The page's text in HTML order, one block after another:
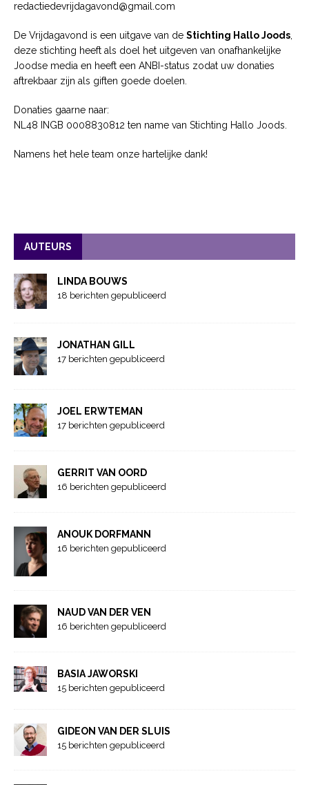
redactiedevrijdagavond@gmail.com
De Vrijdagavond is een uitgave van de Stichting Hallo Joods
deze stichting heeft als doel het uitgeven van onafhankelijke
Joodse media en heeft een ANBI-status zodat uw donaties
aftrekbaar zijn als giften goede doelen.
Donaties gaarne naar:
NL48 INGB 0008830812 ten name van Stichting Hallo Joods.
Namens het hele team onze hartelijke dank!
AUTEURS
LINDA BOUWS
18 berichten gepubliceerd
JONATHAN GILL
17 berichten gepubliceerd
JOEL ERWTEMAN
17 berichten gepubliceerd
GERRIT VAN OORD
16 berichten gepubliceerd
ANOUK DORFMANN
16 berichten gepubliceerd
NAUD VAN DER VEN
16 berichten gepubliceerd
BASIA JAWORSKI
15 berichten gepubliceerd
GIDEON VAN DER SLUIS
15 berichten gepubliceerd